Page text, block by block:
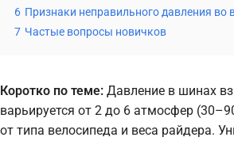
6 Признаки неправильного давления во
7 Частые вопросы новичков
Коротко по теме: Давление в шинах
варьируется от 2 до 6 атмосфер
от типа велосипеда и веса райдера.